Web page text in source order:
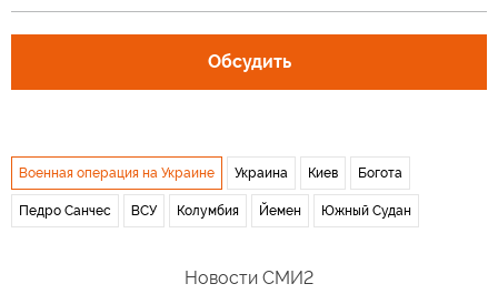
Обсудить
Военная операция на Украине Украина Киев Богота
Педро Санчес ВСУ Колумбия Йемен Южный Судан
Новости СМИ2